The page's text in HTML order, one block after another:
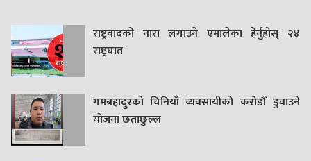
राष्ट्रवादको नारा लगाउने एमालेका हेर्नुहोस् २४
राष्ट्रघात
गमबहादुरकाे चिनियाँ व्यवसायीको करोडौँ डुवाउने
याेजना छताछुल्ल